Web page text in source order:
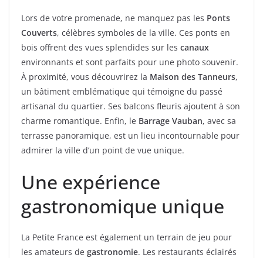
Lors de votre promenade, ne manquez pas les Ponts
Couverts, célèbres symboles de la ville. Ces ponts en
bois offrent des vues splendides sur les canaux
environnants et sont parfaits pour une photo souvenir.
À proximité, vous découvrirez la Maison des Tanneurs,
un bâtiment emblématique qui témoigne du passé
artisanal du quartier. Ses balcons fleuris ajoutent à son
charme romantique. Enfin, le Barrage Vauban, avec sa
terrasse panoramique, est un lieu incontournable pour
admirer la ville d’un point de vue unique.
Une expérience
gastronomique unique
La Petite France est également un terrain de jeu pour
les amateurs de gastronomie. Les restaurants éclairés